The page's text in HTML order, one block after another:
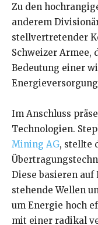
Zu den
anderem
stellvertretender
Schweizer Armee,
Bedeutung einer
Im Anschluss
Technologien.
Mining AG, stellte
Diese basieren auf
stehende Wellen
um Energie hoch
mit einer radikal